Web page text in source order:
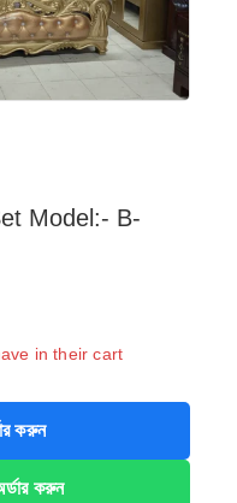
Model:- B-
in their cart
করুন
করুন